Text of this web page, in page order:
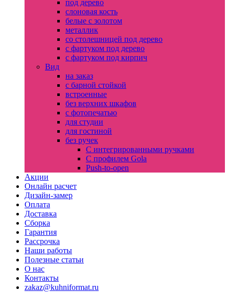
под дерево
слоновая кость
белые с золотом
металлик
со столешницей под дерево
с фартуком под дерево
с фартуком под кирпич
Вид
на заказ
с барной стойкой
встроенные
без верхних шкафов
с фотопечатью
для студии
для гостиной
без ручек
С интегрированными ручками
С профилем Gola
Push-to-open
Акции
Онлайн расчет
Дизайн-замер
Оплата
Доставка
Сборка
Гарантия
Рассрочка
Наши работы
Полезные статьи
О нас
Контакты
zakaz@kuhniformat.ru